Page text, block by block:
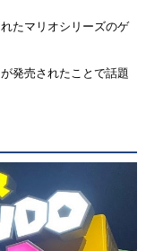
たマリオシリーズのゲ
発売されたことで話題